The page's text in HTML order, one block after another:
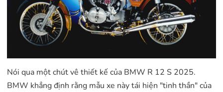
Nói qua một chút vê thiết kế của BMW R 12 S 2025.
BMW khẳng định rằng mẫu xe này tái hiện "tinh thần" của